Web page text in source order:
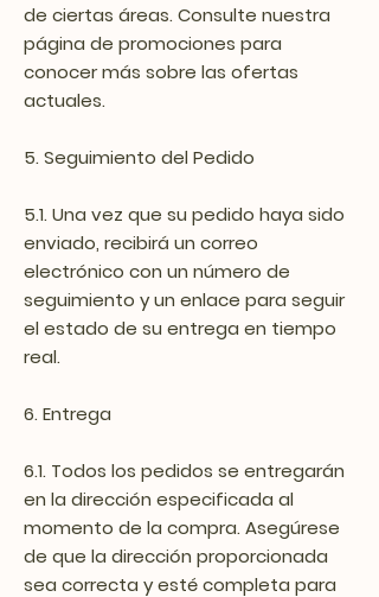
de ciertas áreas. Consulte nuestra
página de promociones para
conocer más sobre las ofertas
actuales.
5. Seguimiento del Pedido
5.1. Una vez que su pedido haya sido
enviado, recibirá un correo
electrónico con un número de
seguimiento y un enlace para seguir
el estado de su entrega en tiempo
real.
6. Entrega
6.1. Todos los pedidos se entregarán
en la dirección especificada al
momento de la compra. Asegúrese
de que la dirección proporcionada
sea correcta y esté completa para